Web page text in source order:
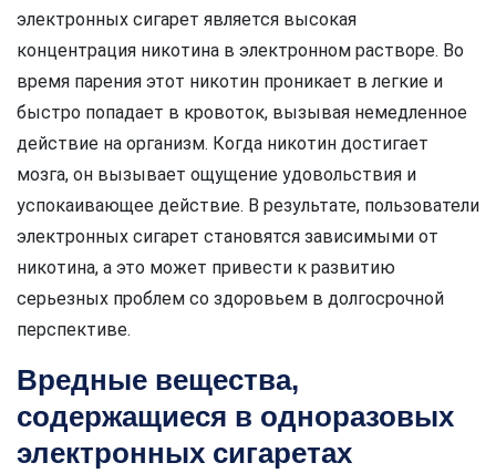
электронных сигарет является высокая
концентрация никотина в электронном растворе. Во
время парения этот никотин проникает в легкие и
быстро попадает в кровоток, вызывая немедленное
действие на организм. Когда никотин достигает
мозга, он вызывает ощущение удовольствия и
успокаивающее действие. В результате, пользователи
электронных сигарет становятся зависимыми от
никотина, а это может привести к развитию
серьезных проблем со здоровьем в долгосрочной
перспективе.
Вредные вещества,
содержащиеся в одноразовых
электронных сигаретах